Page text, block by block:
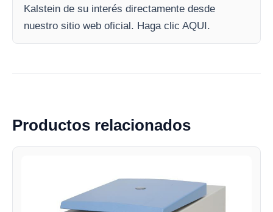
Kalstein de su interés directamente desde
nuestro sitio web oficial. Haga clic AQUI.
Productos relacionados